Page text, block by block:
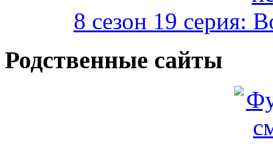
8 сезон 19 серия:
Родственные сайты